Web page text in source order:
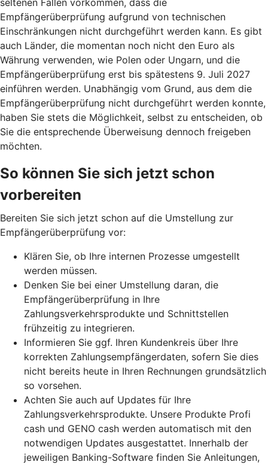
Empfängerüberprüfung aufgrund von technischen
Einschränkungen nicht durchgeführt werden kann. Es gibt
auch Länder, die momentan noch nicht den Euro als
Währung verwenden, wie Polen oder Ungarn, und die
Empfängerüberprüfung erst bis spätestens 9. Juli 2027
einführen werden. Unabhängig vom Grund, aus dem die
Empfängerüberprüfung nicht durchgeführt werden konnte,
haben Sie stets die Möglichkeit, selbst zu entscheiden, ob
Sie die entsprechende Überweisung dennoch freigeben
möchten.
So können Sie sich jetzt schon
vorbereiten
Bereiten Sie sich jetzt schon auf die Umstellung zur
Empfängerüberprüfung vor:
Klären Sie, ob Ihre internen Prozesse umgestellt
werden müssen.
Denken Sie bei einer Umstellung daran, die
Empfängerüberprüfung in Ihre
Zahlungsverkehrsprodukte und Schnittstellen
frühzeitig zu integrieren.
Informieren Sie ggf. Ihren Kundenkreis über Ihre
korrekten Zahlungsempfängerdaten, sofern Sie dies
nicht bereits heute in Ihren Rechnungen grundsätzlich
so vorsehen.
Achten Sie auch auf Updates für Ihre
Zahlungsverkehrsprodukte. Unsere Produkte Profi
cash und GENO cash werden automatisch mit den
notwendigen Updates ausgestattet. Innerhalb der
jeweiligen Banking-Software finden Sie Anleitungen,